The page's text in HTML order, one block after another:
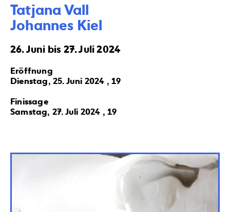
Tatjana Vall
Johannes Kiel
26. Juni bis 27. Juli 2024
Eröffnung
Dienstag, 25. Juni 2024 , 19
Finissage
Samstag, 27. Juli 2024 , 19